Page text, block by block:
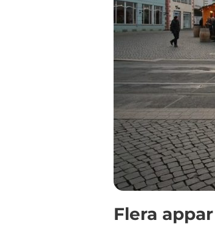
Flera